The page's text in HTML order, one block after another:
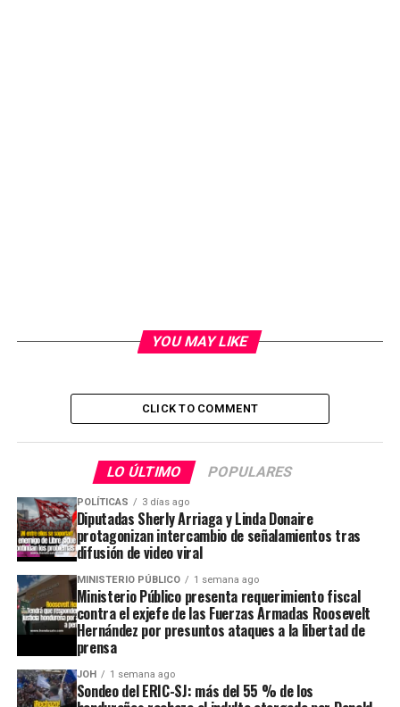
YOU MAY LIKE
CLICK TO COMMENT
LO ÚLTIMO POPULARES
POLÍTICAS 3 días ago
Diputadas Sherly Arriaga y Linda Donaire
protagonizan intercambio de señalamientos tras
difusión de video viral
MINISTERIO PÚBLICO 1 semana ago
Ministerio Público presenta requerimiento fiscal
contra el exjefe de las Fuerzas Armadas Roosevelt
Hernández por presuntos ataques a la libertad de
prensa
JOH 1 semana ago
Sondeo del ERIC-SJ: más del 55 % de los